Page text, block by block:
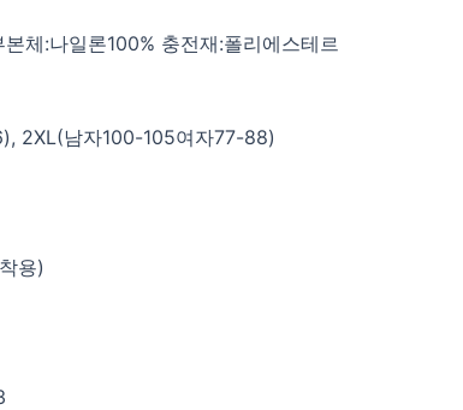
체:나일론100% 충전재:폴리에스테르
2XL(남자100-105여자77-88)
용)